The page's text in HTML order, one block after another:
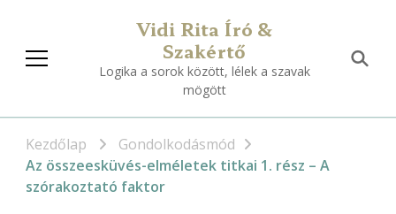
Vidi Rita Író &
Szakértő
Logika a sorok között, lélek a szavak
mögött
Kezdőlap
Gondolkodásmód
Az összeesküvés-elméletek titkai 1. rész – A
szórakoztató faktor